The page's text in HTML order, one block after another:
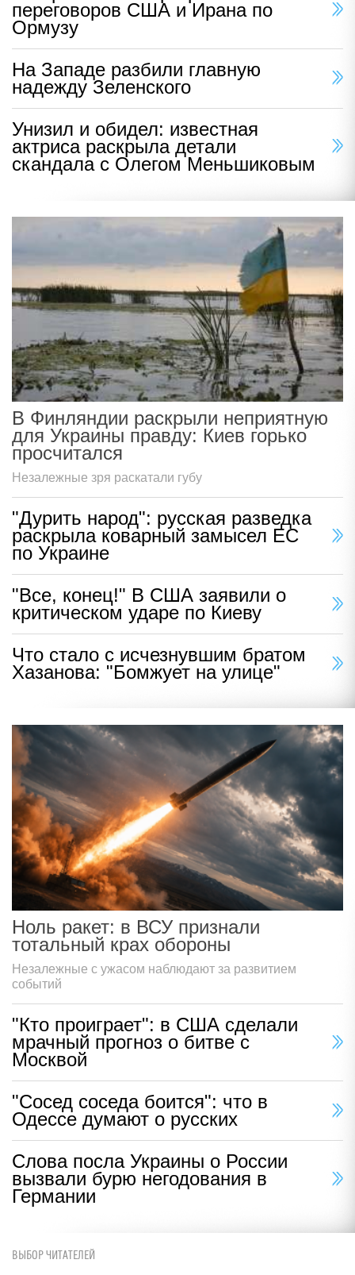
переговоров США и Ирана по
Ормузу
На Западе разбили главную
надежду Зеленского
Унизил и обидел: известная
актриса раскрыла детали
скандала с Олегом Меньшиковым
В Финляндии раскрыли неприятную
для Украины правду: Киев горько
просчитался
Незалежные зря раскатали губу
"Дурить народ": русская разведка
раскрыла коварный замысел ЕС
по Украине
"Все, конец!" В США заявили о
критическом ударе по Киеву
Что стало с исчезнувшим братом
Хазанова: "Бомжует на улице"
Ноль ракет: в ВСУ признали
тотальный крах обороны
Незалежные с ужасом наблюдают за развитием
событий
"Кто проиграет": в США сделали
мрачный прогноз о битве с
Москвой
"Сосед соседа боится": что в
Одессе думают о русских
Слова посла Украины о России
вызвали бурю негодования в
Германии
ВЫБОР ЧИТАТЕЛЕЙ